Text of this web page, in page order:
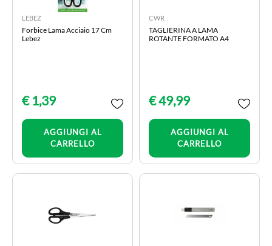
LEBEZ
Forbice Lama Acciaio 17 Cm
Lebez
€ 1,39
AGGIUNGI AL
CARRELLO
CWR
TAGLIERINA A LAMA
ROTANTE FORMATO A4
€ 49,99
AGGIUNGI AL
CARRELLO